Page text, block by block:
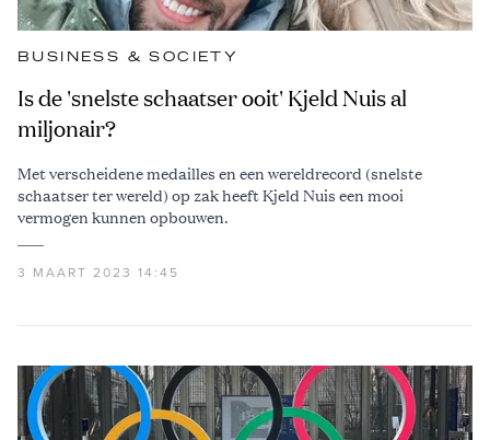
BUSINESS & SOCIETY
Is de 'snelste schaatser ooit' Kjeld Nuis al
miljonair?
Met verscheidene medailles en een wereldrecord (snelste
schaatser ter wereld) op zak heeft Kjeld Nuis een mooi
vermogen kunnen opbouwen.
3 MAART 2023 14:45